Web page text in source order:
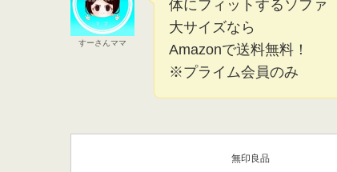
すーさんママ
体にフィットするソファ
大サイズなら
Amazonで送料無料！
※プライム会員のみ
無印良品